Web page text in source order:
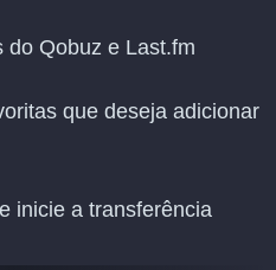
do Qobuz e Last.fm
que deseja adicionar
inicie a transferência